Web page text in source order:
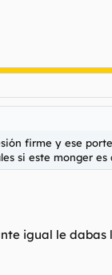
firme y ese
si este monger es
igual le